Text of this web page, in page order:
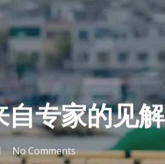
专家的见解
No Comments